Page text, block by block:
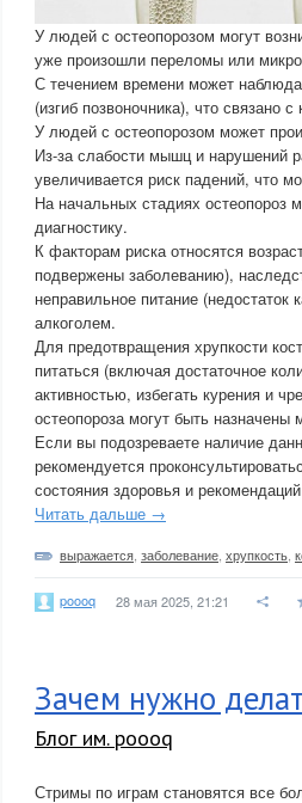
У людей с остеопорозом могут
уже произошли переломы или
С течением времени может
(изгиб позвоночника), что связано
У людей с остеопорозом может
Из-за слабости мышц и нарушений
увеличивается риск падений, что
На начальных стадиях остеопороз
диагностику.
К факторам риска относятся
подвержены заболеванию),
неправильное питание (недостаток
алкоголем.
Для предотвращения хрупкости
питаться (включая достаточное
активностью, избегать курения и
остеопороза могут быть
Если вы подозреваете наличие
рекомендуется
состояния здоровья и
Читать дальше →
выражается заболевание хрупкость
poooq 28 мая 2025, 21:21
Зачем нужно
Блог им. poooq
Стримы по играм становятся все